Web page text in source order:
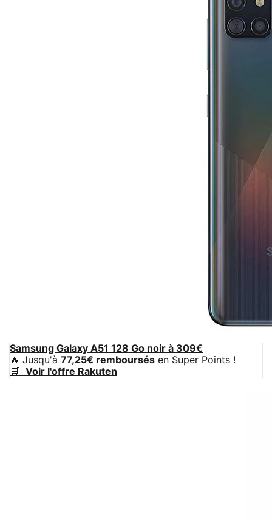
Samsung Galaxy A51 128 Go noir à 309€
🔥 Jusqu'à 77,25€ remboursés en Super Points !
🛒 Voir l'offre Rakuten